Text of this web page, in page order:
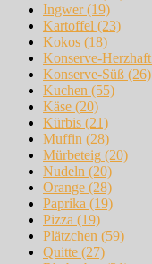
Ingwer(19)
Kartoffel (23)
Kokos (18)
Konserve-Herzhaft
Konserve-Süß (26)
Kuchen (55)
Käse (20)
Kürbis (21)
Muffin (28)
Mürbeteig (20)
Nudeln (20)
Orange (28)
Paprika (19)
Pizza (19)
Plätzchen (59)
Quitte (27)